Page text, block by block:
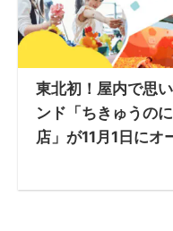
東北初！屋内で思
ンド「ちきゅうの
店」が11月1日にオ